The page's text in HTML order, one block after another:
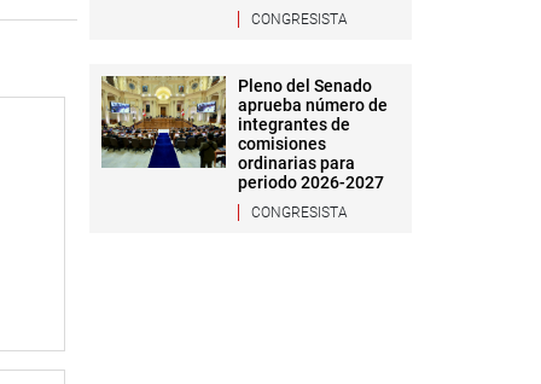
CONGRESISTA
Pleno del Senado
aprueba número de
integrantes de
comisiones
ordinarias para
periodo 2026-2027
CONGRESISTA